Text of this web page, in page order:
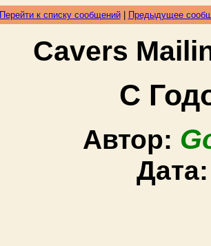
Перейти к списку сообщений| Предыдущее
Cavers
С
Автор: